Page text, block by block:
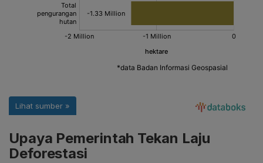
Upaya Pemerintah Tekan Laju
Deforestasi